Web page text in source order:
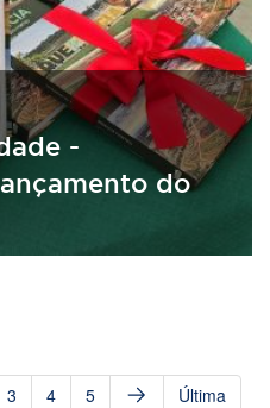
-
do
3 4 5 Última